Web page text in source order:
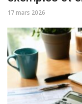
17 mars 2026